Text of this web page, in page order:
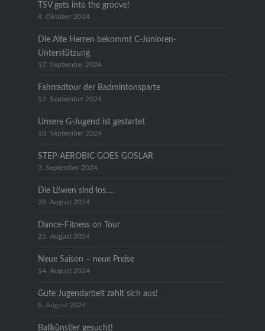
TSV gets into the groove!
4. Oktober 2024
Die Alte Herren bekommt C-Junioren-
Unterstützung
17. September 2024
Fahrradtour der Badmintonsparte
12. September 2024
Unsere G-Jugend ist gestartet
10. September 2024
STEP-AEROBIC GOES GOSLAR
3. September 2024
Die Löwen sind los….
28. August 2024
Dance-Fitness on Tour
25. August 2024
Neue Saison – neue Preise
14. August 2024
Gute Jugendarbeit zahlt sich aus!
8. August 2024
Ballkünstler gesucht!